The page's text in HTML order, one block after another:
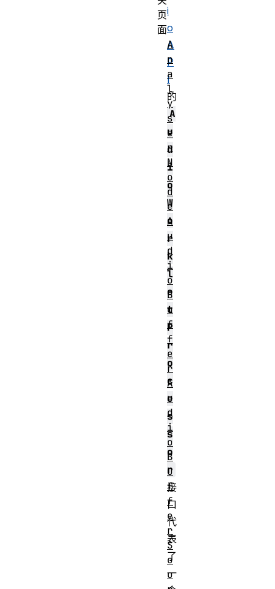
i
o
A
P
I
的
A
u
d
i
o
W
o
r
k
l
e
t
P
r
o
c
e
s
s
o
r
接
口
代
表
了
一
页
面
A
n
a
l
y
s
e
r
N
o
d
e
A
u
d
i
o
B
u
f
f
e
r
A
u
d
i
o
B
u
f
f
e
r
S
o
u